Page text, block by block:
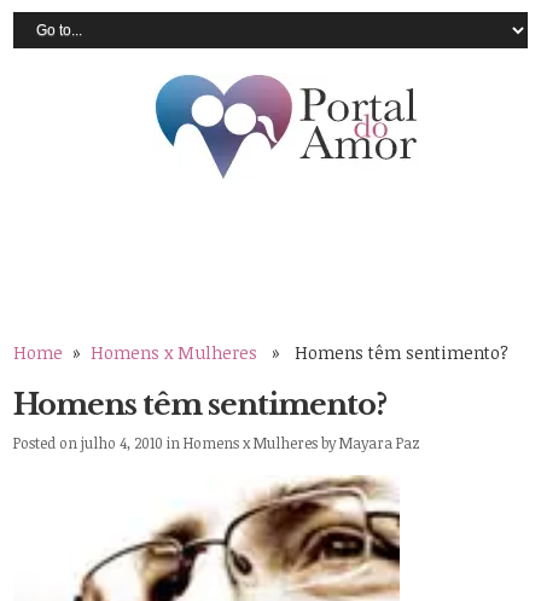
Home » Homens x Mulheres » Homens têm sentimento?
Homens têm sentimento?
Posted on julho 4, 2010 inHomens x MulheresbyMayara Paz